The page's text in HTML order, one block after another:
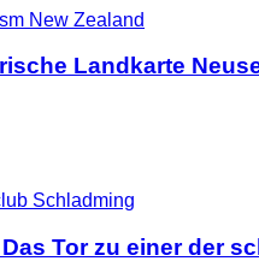
Landkarte
Tor zu einer der